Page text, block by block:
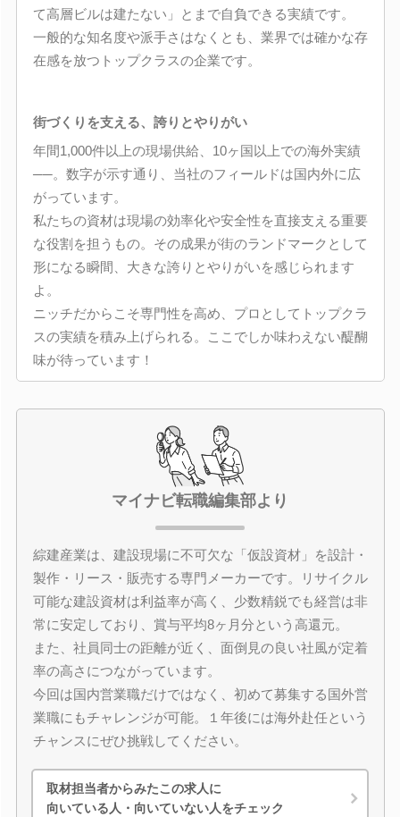
て高層ビルは建たない」とまで自負できる実績です。
一般的な知名度や派手さはなくとも、業界では確かな存
在感を放つトップクラスの企業です。
街づくりを支える、誇りとやりがい
年間1,000件以上の現場供給、10ヶ国以上での海外実績
──。数字が示す通り、当社のフィールドは国内外に広
がっています。
私たちの資材は現場の効率化や安全性を直接支える重要
な役割を担うもの。その成果が街のランドマークとして
形になる瞬間、大きな誇りとやりがいを感じられます
よ。
ニッチだからこそ専門性を高め、プロとしてトップクラ
スの実績を積み上げられる。ここでしか味わえない醍醐
味が待っています！
マイナビ転職編集部より
綜建産業は、建設現場に不可欠な「仮設資材」を設計・
製作・リース・販売する専門メーカーです。リサイクル
可能な建設資材は利益率が高く、少数精鋭でも経営は非
常に安定しており、賞与平均8ヶ月分という高還元。
また、社員同士の距離が近く、面倒見の良い社風が定着
率の高さにつながっています。
今回は国内営業職だけではなく、初めて募集する国外営
業職にもチャレンジが可能。１年後には海外赴任という
チャンスにぜひ挑戦してください。
取材担当者からみたこの求人に
向いている人・向いていない人をチェック